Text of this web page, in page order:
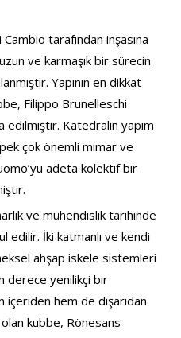
tarafından inşasına
ve karmaşık bir sürecin
Yapının en dikkat
Filippo Brunelleschi
edilmiştir. Katedralin yapım
çok önemli mimar ve
adeta kolektif bir
ve mühendislik tarihinde
edilir. İki katmanlı ve kendi
ahşap iskele sistemleri
derece yenilikçi bir
hem de dışarıdan
kubbe, Rönesans